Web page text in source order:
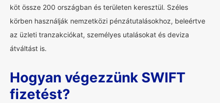
köt össze 200 országban és területen keresztül. Széles
körben használják nemzetközi pénzátutalásokhoz, beleértve
az üzleti tranzakciókat, személyes utalásokat és deviza
átváltást is.
Hogyan végezzünk SWIFT
fizetést?